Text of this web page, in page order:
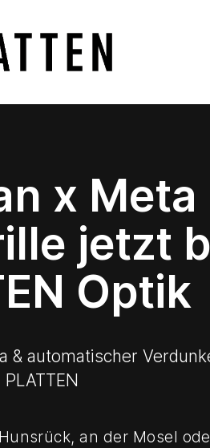
x Meta
jetzt
Optik
& automatischer
PLATTEN
an der Mosel